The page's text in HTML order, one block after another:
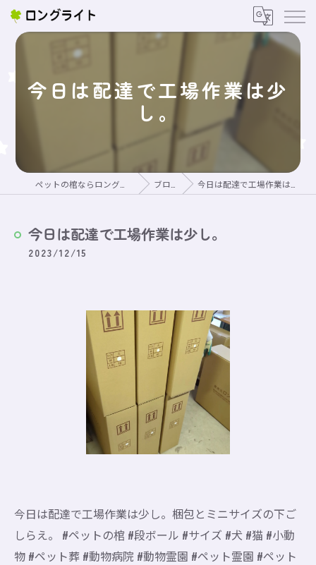
今日は配達で工場作業は少
し。
ブログ 今日は配達で工場作業は少し。
今日は配達で工場作業は少し。
2023/12/15
今日は配達で工場作業は少し。梱包とミニサイズの下ご
しらえ。 #ペットの棺 #段ボール #サイズ #犬 #猫 #小動
物 #ペット葬 #動物病院 #動物霊園 #ペット霊園 #ペット